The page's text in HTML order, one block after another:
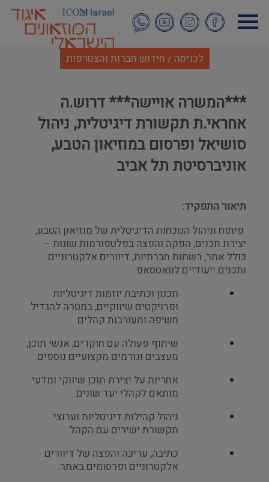
לתוכן
העיקרי
לכניסה / חידוש חברות והצטרפות
***המשרה אויישה*** דרוש.ה
אחראי.ת תקשורת דיגיטלית, ניהול
סושיאל ופרסום במוזיאון הטבע,
אוניברסיטת תל אביב
תיאור התפקיד:
פיתוח וניהול הנוכחות הדיגיטלית של מוזיאון הטבע,
יצירת תכנים, הפקה והפצה בפלטפורמות שונות –
כולל אתר, רשתות חברתיות, דיוורים אלקטרוניים
ותכנים ייעודיים לוואטסאפ.
תכנון וכתיבת יוזמות דיגיטליות
ופרויקטים שיווקיים, במטרה להגדיל
חשיפה ומעורבות קהלים.
שיתוף פעולה עם חוקרים, אנשי תוכן,
מעצבים וגורמים מקצועיים נוספים.
אחריות על יצירת תוכן שיווקי ומדעי
מותאם לקהלי יעד שונים.
ניהול קהילות דיגיטליות וערוצי
תקשורת ישירים עם הקהל.
כתיבה, עריכה והפצה של דיוורים
אלקטרוניים ופרסומים באתר.